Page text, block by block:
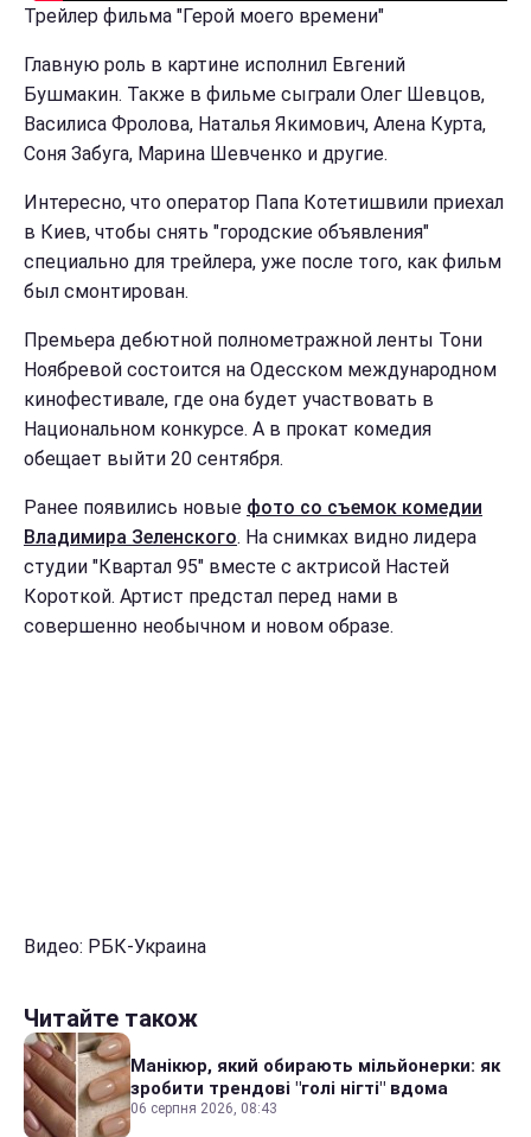
Трейлер фильма "Герой моего времени"
Главную роль в картине исполнил Евгений
Бушмакин. Также в фильме сыграли Олег Шевцов,
Василиса Фролова, Наталья Якимович, Алена Курта,
Соня Забуга, Марина Шевченко и другие.
Интересно, что оператор Папа Котетишвили приехал
в Киев, чтобы снять "городские объявления"
специально для трейлера, уже после того, как фильм
был смонтирован.
Премьера дебютной полнометражной ленты Тони
Ноябревой состоится на Одесском международном
кинофестивале, где она будет участвовать в
Национальном конкурсе. А в прокат комедия
обещает выйти 20 сентября.
Ранее появились новые фото со съемок комедии
Владимира Зеленского. На снимках видно лидера
студии "Квартал 95" вместе с актрисой Настей
Короткой. Артист предстал перед нами в
совершенно необычном и новом образе.
Видео: РБК-Украина
Читайте також
Манікюр, який обирають мільйонерки: як
зробити трендові "голі нігті" вдома
06 серпня 2026, 08:43